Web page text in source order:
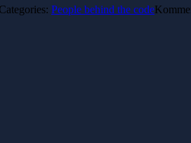
Categories: People behind the code